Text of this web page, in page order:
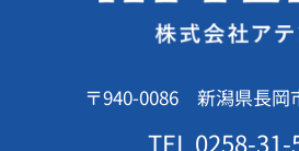
〒940-0086 新潟県長岡
TEL 0258-31-